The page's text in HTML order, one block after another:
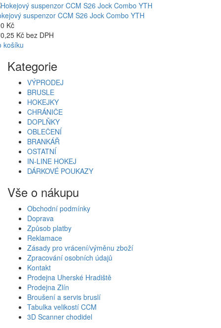
suspenzor CCM S26 Jock Combo YTH
Kč
Kč bez DPH
košíku
Kategorie
VÝPRODEJ
BRUSLE
HOKEJKY
CHRÁNIČE
DOPLŇKY
OBLEČENÍ
BRANKÁŘ
OSTATNÍ
IN-LINE HOKEJ
DÁRKOVÉ POUKAZY
Vše o nákupu
Obchodní podmínky
Doprava
Způsob platby
Reklamace
Zásady pro vrácení/výměnu zboží
Zpracování osobních údajů
Kontakt
Prodejna Uherské Hradiště
Prodejna Zlín
Broušení a servis bruslí
Tabulka velikostí CCM
3D Scanner chodidel